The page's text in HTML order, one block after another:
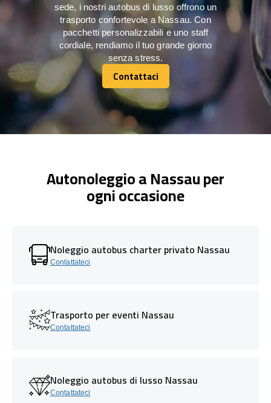
sede, i nostri autobus di lusso offrono un
trasporto confortevole a Nassau. Con
pacchetti personalizzabili e uno staff
cordiale, rendiamo il tuo grande giorno
senza stress.
Contattaci
Contattaci
Autonoleggio a Nassau per
ogni occasione
Noleggio autobus charter privato Nassau
Contattateci
Trasporto per eventi Nassau
Contattateci
Noleggio autobus di lusso Nassau
Contattateci